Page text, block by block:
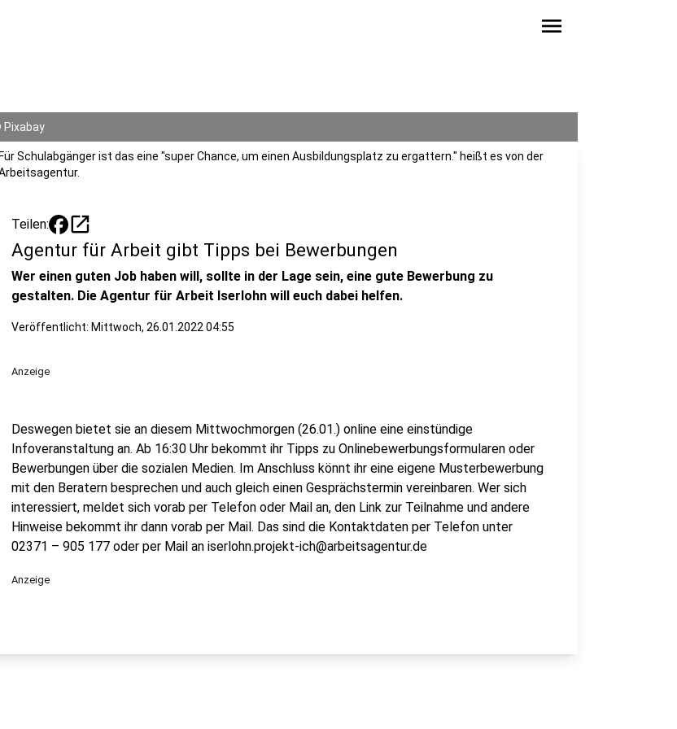
menu
Pixabay
Für Schulabgänger ist das eine "super Chance, um einen Ausbildungsplatz zu ergattern." heißt es von der
Teilen: open_in_new
Agentur für Arbeit gibt Tipps bei Bewerbungen
Wer einen guten Job haben will, sollte in der Lage sein, eine gute Bewerbung zu
gestalten. Die Agentur für Arbeit Iserlohn will euch dabei helfen.
Veröffentlicht: Mittwoch, 26.01.2022 04:55
Anzeige
Deswegen bietet sie an diesem Mittwochmorgen (26.01.) online eine einstündige
Infoveranstaltung an. Ab 16:30 Uhr bekommt ihr Tipps zu Onlinebewerbungsformularen oder
Bewerbungen über die sozialen Medien. Im Anschluss könnt ihr eine eigene Musterbewerbung
mit den Beratern besprechen und auch gleich einen Gesprächstermin vereinbaren. Wer sich
interessiert, meldet sich vorab per Telefon oder Mail an, den Link zur Teilnahme und andere
Hinweise bekommt ihr dann vorab per Mail. Das sind die Kontaktdaten per Telefon unter
02371 – 905 177 oder per Mail an iserlohn.projekt-ich@arbeitsagentur.de
Anzeige